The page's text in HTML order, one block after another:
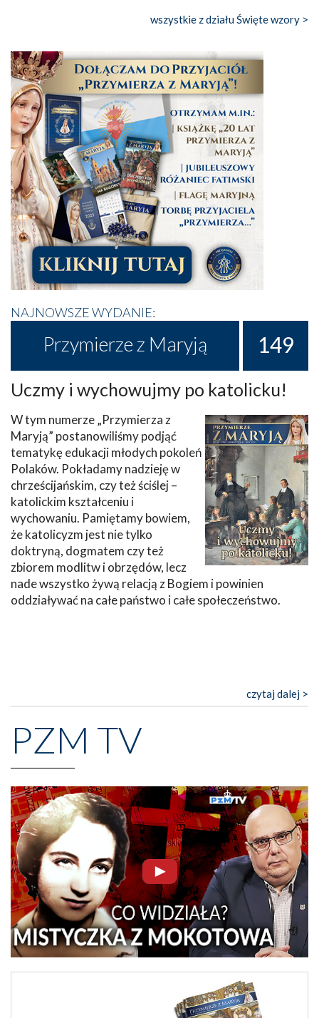
wszystkie z działu Święte wzory >
NAJNOWSZE WYDANIE:
Przymierze z Maryją 149
Uczmy i wychowujmy po katolicku!
W tym numerze „Przymierza z
Maryją” postanowiliśmy podjąć
tematykę edukacji młodych pokoleń
Polaków. Pokładamy nadzieję w
chrześcijańskim, czy też ściślej –
katolickim kształceniu i
wychowaniu. Pamiętamy bowiem,
że katolicyzm jest nie tylko
doktryną, dogmatem czy też
zbiorem modlitw i obrzędów, lecz
nade wszystko żywą relacją z Bogiem i powinien
oddziaływać na całe państwo i całe społeczeństwo.
czytaj dalej >
PZM TV